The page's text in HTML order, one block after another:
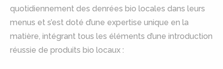
quotidiennement des denrées bio locales dans leurs
menus et s’est doté d’une expertise unique en la
matière, intégrant tous les éléments d’une introduction
réussie de produits bio locaux :